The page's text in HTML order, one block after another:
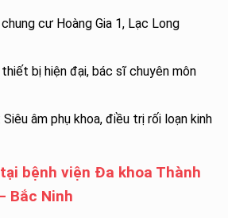
cư Hoàng Gia 1, Lạc Long
thiết bị hiện đại, bác sĩ chuyên môn
Siêu âm phụ khoa, điều trị rối loạn kinh
bệnh viện Đa khoa Thành
Bắc Ninh